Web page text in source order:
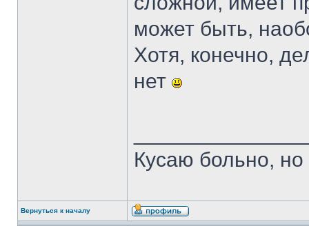
может быть,
Хотя, конечно,
нет
Кусаю больно,
Вернуться к началу